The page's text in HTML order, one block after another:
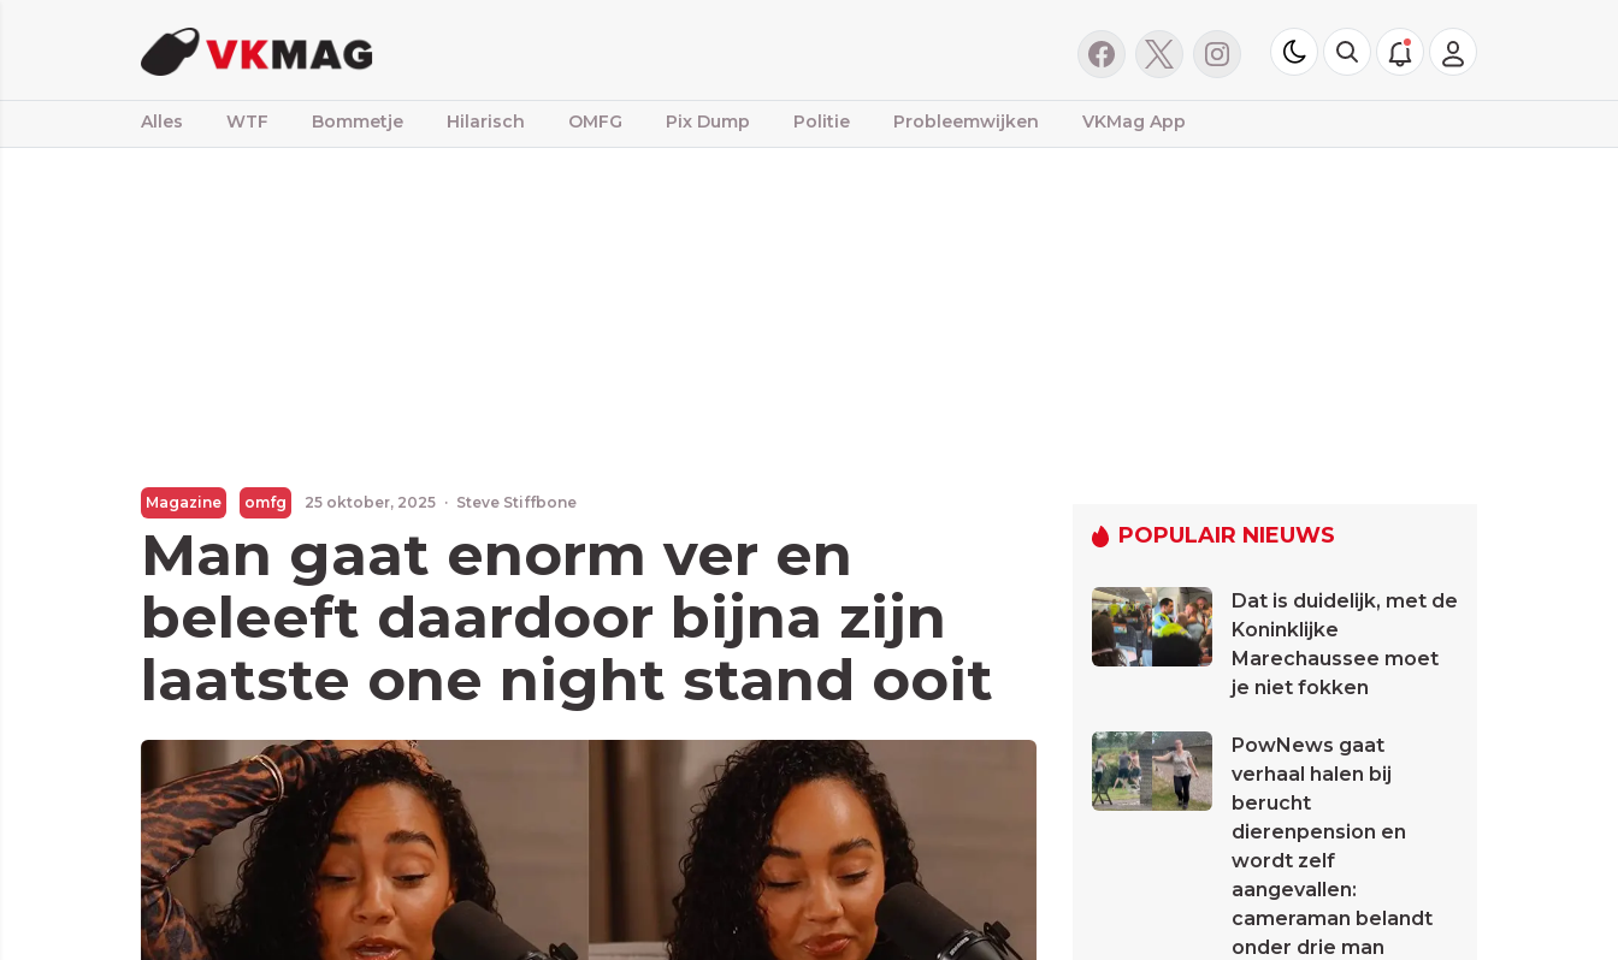
Alles WTF Bommetje Hilarisch OMFG Pix Dump Politie Probleemwijken VKMag App
Magazine omfg 25 oktober, 2025 · Steve Stiffbone
Man gaat enorm ver en
beleeft daardoor bijna zijn
laatste one night stand ooit
POPULAIR NIEUWS
Dat is duidelijk, met de
Koninklijke
Marechaussee moet
je niet fokken
PowNews gaat
verhaal halen bij
berucht
dierenpension en
wordt zelf
aangevallen:
cameraman belandt
onder drie man